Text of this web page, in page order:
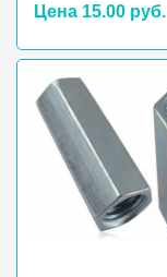
Цена 15.00 руб.